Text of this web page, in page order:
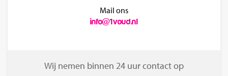
Mail ons
info@1voud.nl
Wij nemen binnen 24 uur contact op